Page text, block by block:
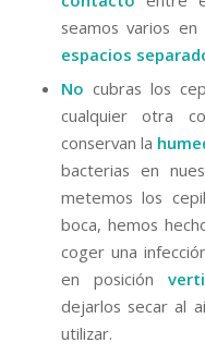
seamos varios
espacios
No cubras los
cualquier otra
conservan la
bacterias en
metemos los
boca, hemos
coger una
en posición
dejarlos secar al
utilizar.